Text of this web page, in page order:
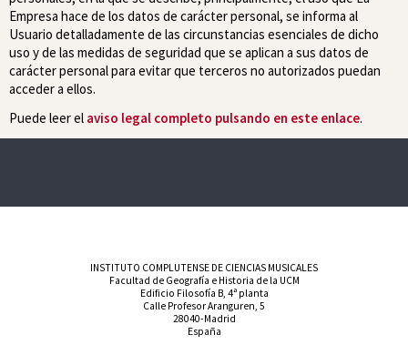
Empresa hace de los datos de carácter personal, se informa al
Usuario detalladamente de las circunstancias esenciales de dicho
uso y de las medidas de seguridad que se aplican a sus datos de
carácter personal para evitar que terceros no autorizados puedan
acceder a ellos.
Puede leer el aviso legal completo pulsando en este enlace.
INSTITUTO COMPLUTENSE DE CIENCIAS MUSICALES
Facultad de Geografía e Historia de la UCM
Edificio Filosofía B, 4ª planta
Calle Profesor Aranguren, 5
28040-Madrid
España